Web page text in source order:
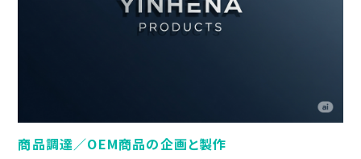
商品調達／OEM商品の企画と製作